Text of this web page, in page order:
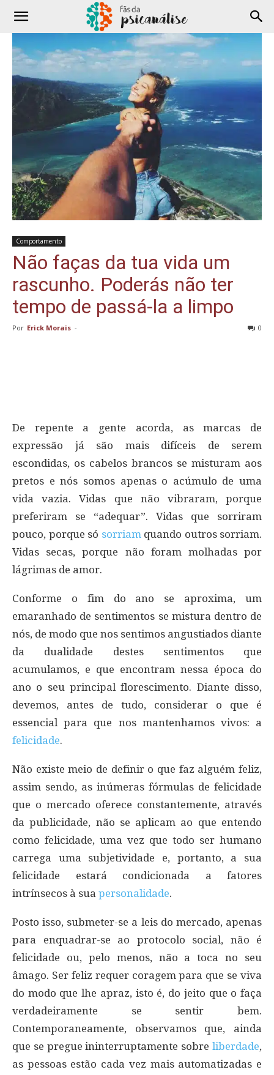
Comportamento
Não faças da tua vida um
rascunho. Poderás não ter
tempo de passá-la a limpo
Por Erick Morais - 0
De repente a gente acorda, as marcas de
expressão já são mais difíceis de serem
escondidas, os cabelos brancos se misturam aos
pretos e nós somos apenas o acúmulo de uma
vida vazia. Vidas que não vibraram, porque
preferiram se “adequar”. Vidas que sorriram
pouco, porque só sorriamquando outros sorriam.
Vidas secas, porque não foram molhadas por
lágrimas de amor.
Conforme o fim do ano se aproxima, um
emaranhado de sentimentos se mistura dentro de
nós, de modo que nos sentimos angustiados diante
da dualidade destes sentimentos que
acumulamos, e que encontram nessa época do
ano o seu principal florescimento. Diante disso,
devemos, antes de tudo, considerar o que é
essencial para que nos mantenhamos vivos: a
felicidade.
Não existe meio de definir o que faz alguém feliz,
assim sendo, as inúmeras fórmulas de felicidade
que o mercado oferece constantemente, através
da publicidade, não se aplicam ao que entendo
como felicidade, uma vez que todo ser humano
carrega uma subjetividade e, portanto, a sua
felicidade estará condicionada a fatores
intrínsecos à sua personalidade.
Posto isso, submeter-se a leis do mercado, apenas
para enquadrar-se ao protocolo social, não é
felicidade ou, pelo menos, não a toca no seu
âmago. Ser feliz requer coragem para que se viva
do modo que lhe apraz, isto é, do jeito que o faça
verdadeiramente se sentir bem.
Contemporaneamente, observamos que, ainda
que se pregue ininterruptamente sobre liberdade,
as pessoas estão cada vez mais automatizadas e